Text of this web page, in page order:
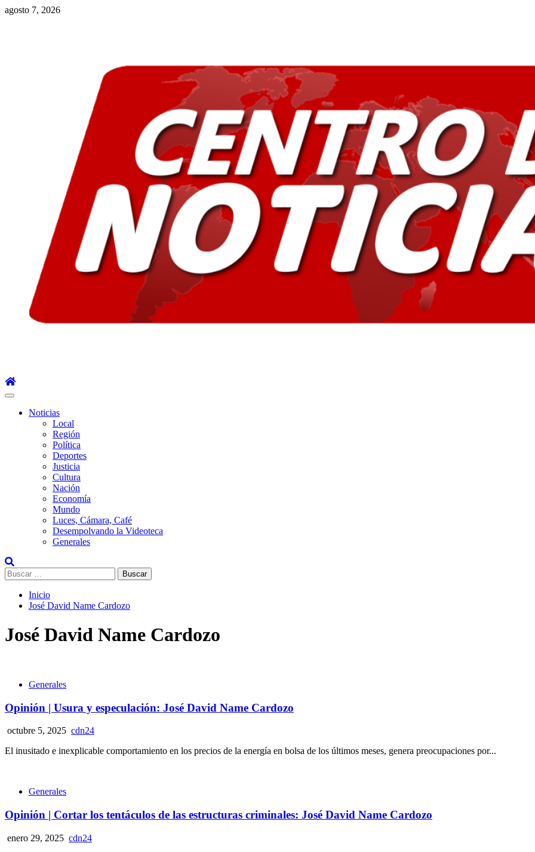
Saltar
agosto 7, 2026
Menú
principalNoticias
Local
Región
Política
Deportes
Justicia
Cultura
Nación
Economía
Mundo
Luces, Cámara, Café
Desempolvando la Videoteca
Generales
Buscar:
Inicio
José David Name Cardozo
José David Name Cardozo
Generales
Opinión | Usura y especulación: José David Name Cardozo
octubre 5, 2025 cdn24
El inusitado e inexplicable comportamiento en los precios de la energía en bolsa de los últimos meses, genera preocupaciones por...
Generales
Opinión | Cortar los tentáculos de las estructuras criminales: José David Name Cardozo
enero 29, 2025 cdn24